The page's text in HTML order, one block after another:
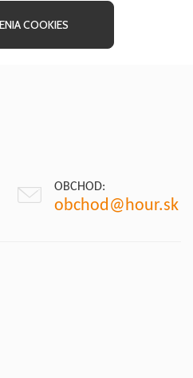
COOKIES
OBCHOD:
obchod@hour.sk